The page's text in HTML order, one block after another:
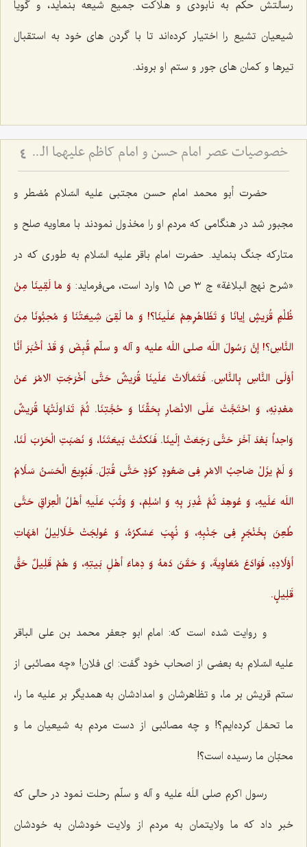
رسالتش حکم به نابودى و هلاکت جمیع شیعه بنماید، و گویا
شیعیان تشیع را اختیار کرده‌اند تا با گردن هاى خود به استقبال
تیرها و کمان هاى جور و ستم او بروند.
خصوصیات عصر امام حسن و امام کاظم علیهما السلام از منظر علامه طهرانی 4
حضرت أبو محمد امام حسن مجتبى علیه السّلام مُضطر و
مجبور شد در هنگامى که مردم او را مخذول نمودند با معاویه صلح و
متارکه جنگ بنماید. حضرت امام باقر علیه السّلام به طورى که در
«شرح نهج البلاغة» ج ٣ ص ١٥ وارد است، مى‌فرماید:
وَ مَا لَقِینَا مِنْ
ظُلْمِ قُرَیشٍ إیانَا وَ تَظَاهُرِهِمْ عَلَینَا؟! وَ مَا لَقِىَ شِیعَتُنَا وَ مُحِبُّونَا مِنَ
النَّاسِ؟! إنَّ رَسُولَ اللَه صلى اللَه علیه و آله و سلّم قُبِضَ وَ قَدْ أخْبَرَ أنَّا
أوْلَى النَّاسِ بِالنَّاسِ. فَتَمَالَاتْ عَلَینَا قُرَیشٌ حَتَّى أخْرَجَتِ الامْرَ عَنْ
مَعْدِنِهِ، وَ احْتَجَّتْ عَلَى الانْصَارِ بِحَقِّنَا وَ حُجَّتِنَا. ثُمَّ تَدَاوَلَتْهَا قُرَیشٌ
وَاحِداً بَعْدَ آخَرَ حَتَّى رَجَعَتْ إلَینَا. فَنَکثَتْ بَیعَتَنَا، وَ نَصَبَتِ الْحَرْبَ لَنَا،
وَ لَمْ یزَلْ صَاحِبُ الامْرِ فِى صَعُودٍ کوُدٍ حَتَّى قُتِلَ. فَبُوِیعَ الْحَسَنُ سَلَامُ
اللَه عَلَیهِ، وَ عُوهِدَ ثُمَّ غُدِرَ بِهِ وَ اسْلِمَ، وَ وَثَبَ عَلَیهِ أهْلُ الْعِرَاقِ حَتَّى
طُعِنَ بِخَنْجَرٍ فِى جَنْبِهِ، وَ نُهِبَ عَسْکرُهُ، وَ عُولِجَتْ خَلَالِیلُ امَّهَاتِ
أوْلَادِهِ، فَوَادَعَ مُعَاوِیةَ، وَ حَقَنَ دَمَهُ وَ دِمَاءَ أهْلِ بَیتِهِ، وَ هُمْ قَلِیلٌ حَقَّ
قَلِیلٍ.
و روایت شده است که: امام ابو جعفر محمد بن على الباقر
علیه السّلام به بعضى از اصحاب خود گفت: اى فلان! «چه مصائبى از
ستم قریش بر ما، و تظاهرشان و امدادشان به همدیگر بر علیه ما را،
ما تحمّل کرده‌ایم؟! و چه مصائبى از دست مردم به شیعیان ما و
محبّان ما رسیده است؟!
رسول اکرم صلى اللَه علیه و آله و سلّم رحلت نمود در حالى که
خبر داد که ما ولایتمان به مردم از ولایت خودشان به خودشان